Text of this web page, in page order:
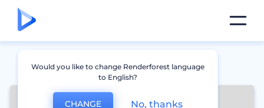
Would you like to change Renderforest language
to English?
CHANGE No, thanks